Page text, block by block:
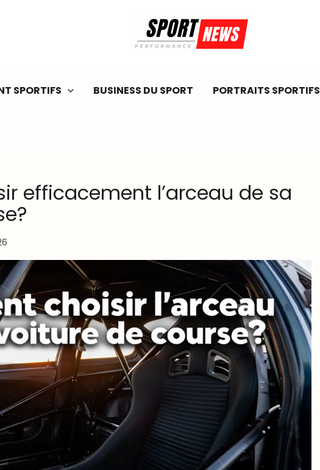
SPORTIFS BUSINESS DU SPORT PORTRAITS SPORTIFS
efficacement l’arceau de sa